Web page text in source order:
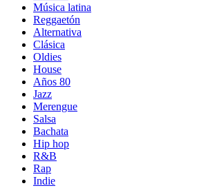
Música latina
Reggaetón
Alternativa
Clásica
Oldies
House
Años 80
Jazz
Merengue
Salsa
Bachata
Hip hop
R&B
Rap
Indie